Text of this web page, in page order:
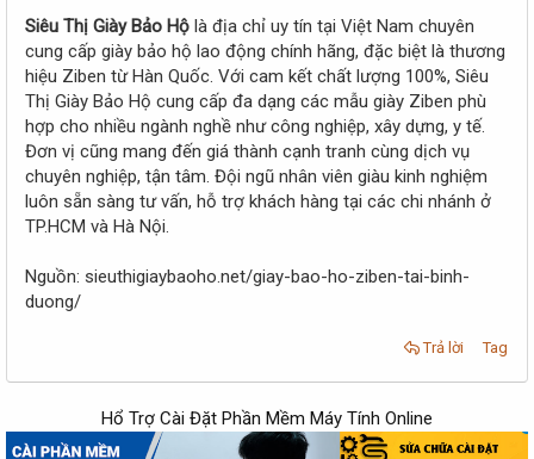
Siêu Thị Giày Bảo Hộ là địa chỉ uy tín tại Việt Nam chuyên
cung cấp giày bảo hộ lao động chính hãng, đặc biệt là thương
hiệu Ziben từ Hàn Quốc. Với cam kết chất lượng 100%, Siêu
Thị Giày Bảo Hộ cung cấp đa dạng các mẫu giày Ziben phù
hợp cho nhiều ngành nghề như công nghiệp, xây dựng, y tế.
Đơn vị cũng mang đến giá thành cạnh tranh cùng dịch vụ
chuyên nghiệp, tận tâm. Đội ngũ nhân viên giàu kinh nghiệm
luôn sẵn sàng tư vấn, hỗ trợ khách hàng tại các chi nhánh ở
TP.HCM và Hà Nội.
Nguồn: sieuthigiaybaoho.net/giay-bao-ho-ziben-tai-binh-
duong/
Trả lời Tag
Hổ Trợ Cài Đặt Phần Mềm Máy Tính Online